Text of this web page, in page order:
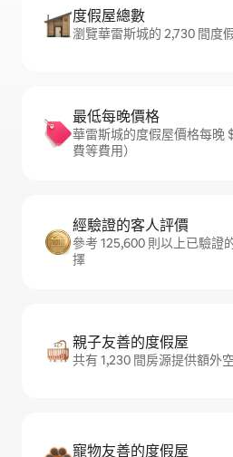
度假屋總數
瀏覽華雷斯城的 2,730 間度
最低每晚價格
華雷斯城的度假屋價格每晚
費等費用）
經驗證的客人評價
參考 125,600 則以上已驗證
擇
親子友善的度假屋
共有 1,230 間房源提供額外
寵物友善的度假屋